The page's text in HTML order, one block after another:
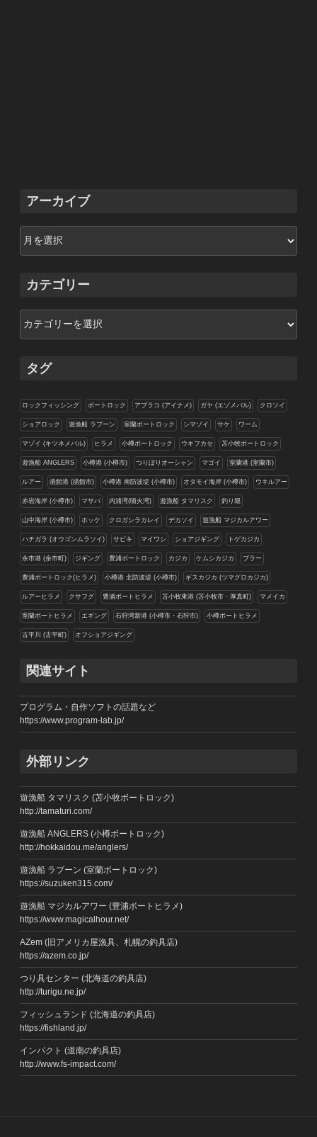
アーカイブ
ー
カ
カテゴリー
テ
ゴ
タグ
ロックフィッシング ボートロック アブラコ (アイナメ) ガヤ (エゾメバル) クロソイ
ショアロック 遊漁船 ラブーン 室蘭ボートロック シマゾイ サケ ワーム
マゾイ (キツネメバル) ヒラメ 小樽ボートロック ウキフカセ 苫小牧ボートロック
遊漁船 ANGLERS 小樽港 (小樽市) つりぼりオーシャン マゴイ 室蘭港 (室蘭市)
ルアー 函館港 (函館市) 小樽港 南防波堤 (小樽市) オタモイ海岸 (小樽市) ウキルアー
赤岩海岸 (小樽市) マサバ 内浦湾(噴火湾) 遊漁船 タマリスク 釣り堀
山中海岸 (小樽市) ホッケ クロガシラカレイ デカソイ 遊漁船 マジカルアワー
ハチガラ (オウゴンムラソイ) サビキ マイワシ ショアジギング トゲカジカ
余市港 (余市町) ジギング 豊浦ボートロック カジカ ケムシカジカ ブラー
豊浦ボートロック(ヒラメ) 小樽港 北防波堤 (小樽市) ギスカジカ (ツマグロカジカ)
ルアーヒラメ クサフグ 豊浦ボートヒラメ 苫小牧東港 (苫小牧市・厚真町) マメイカ
室蘭ボートヒラメ エギング 石狩湾新港 (小樽市・石狩市) 小樽ボートヒラメ
古平川 (古平町) オフショアジギング
関連サイト
プログラム・自作ソフトの話題など
https://www.program-lab.jp/
外部リンク
遊漁船 タマリスク (苫小牧ボートロック)
http://tamaturi.com/
遊漁船 ANGLERS (小樽ボートロック)
http://hokkaidou.me/anglers/
遊漁船 ラブーン (室蘭ボートロック)
https://suzuken315.com/
遊漁船 マジカルアワー (豊浦ボートヒラメ)
https://www.magicalhour.net/
AZem (旧アメリカ屋漁具、札幌の釣具店)
https://azem.co.jp/
つり具センター (北海道の釣具店)
http://turigu.ne.jp/
フィッシュランド (北海道の釣具店)
https://fishland.jp/
インパクト (道南の釣具店)
http://www.fs-impact.com/